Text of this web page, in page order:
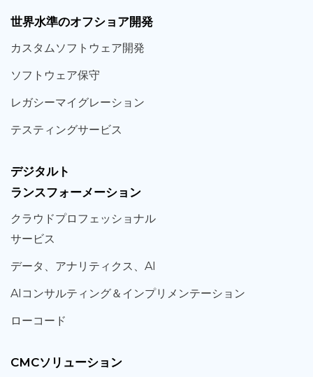
世界水準のオフショア開発
カスタムソフトウェア開発
ソフト ウェア保守
レガシーマイグレーション
テスティングサービス
デジタルト
ランスフォーメーション
クラウドプロフェッショナル
サービス
データ、 アナリティクス、 AI
AIコンサルティング＆ インプリメンテーション
ローコード
CMCソリューション